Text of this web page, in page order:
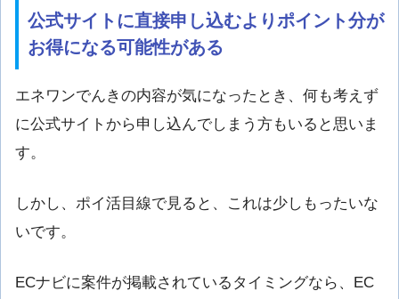
公式サイトに直接申し込むよりポイント分が
お得になる可能性がある
エネワンでんきの内容が気になったとき、何も考えず
に公式サイトから申し込んでしまう方もいると思いま
す。
しかし、ポイ活目線で見ると、これは少しもったいな
いです。
ECナビに案件が掲載されているタイミングなら、EC